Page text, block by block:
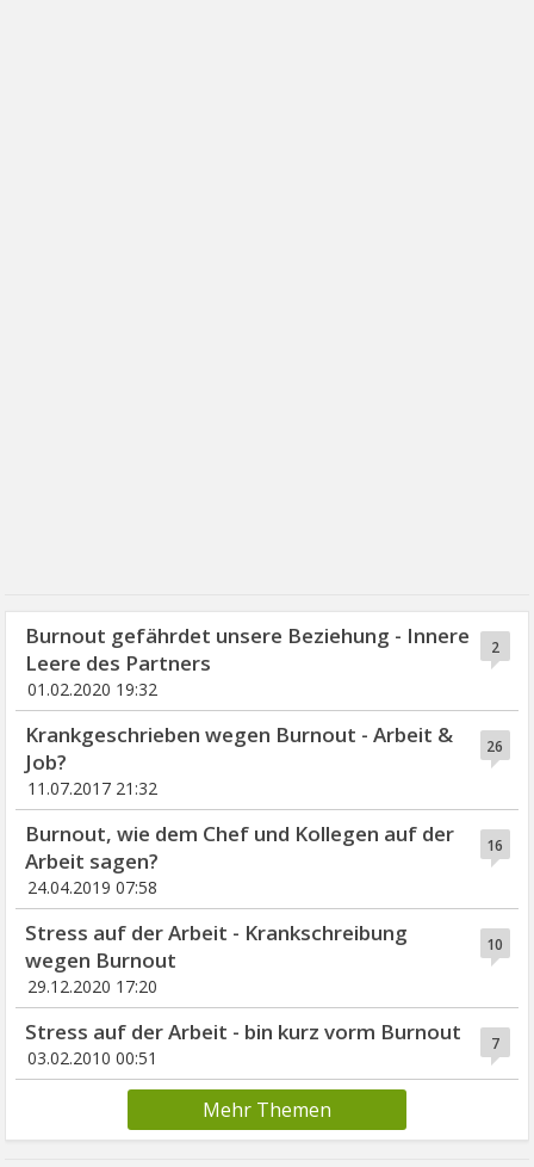
2
Burnout gefährdet unsere Beziehung - Innere
Leere des Partners
01.02.2020 19:32
26
Krankgeschrieben wegen Burnout - Arbeit &
Job?
11.07.2017 21:32
16
Burnout, wie dem Chef und Kollegen auf der
Arbeit sagen?
24.04.2019 07:58
10
Stress auf der Arbeit - Krankschreibung
wegen Burnout
29.12.2020 17:20
7
Stress auf der Arbeit - bin kurz vorm Burnout
03.02.2010 00:51
Mehr Themen